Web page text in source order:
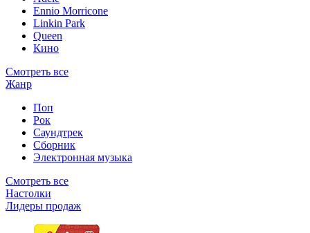
Ennio Morricone
Linkin Park
Queen
Кино
Смотреть все
Жанр
Поп
Рок
Саундтрек
Сборник
Электронная музыка
Смотреть все
Настолки
Лидеры продаж